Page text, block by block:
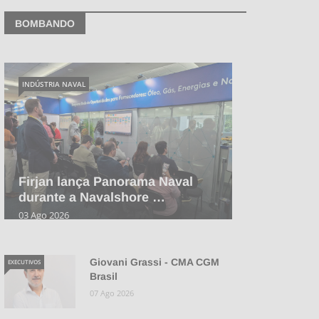
BOMBANDO
Firjan lança Panorama Naval
durante a Navalshore …
03 Ago 2026
INDÚSTRIA NAVAL
Giovani Grassi - CMA CGM
Brasil
EXECUTIVOS
07 Ago 2026